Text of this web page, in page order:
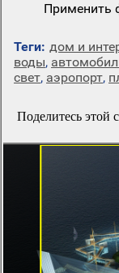
Применить
Теги: дом и
воды,
свет, аэропорт,